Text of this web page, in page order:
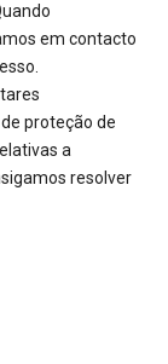
em contacto
proteção de
a
resolver